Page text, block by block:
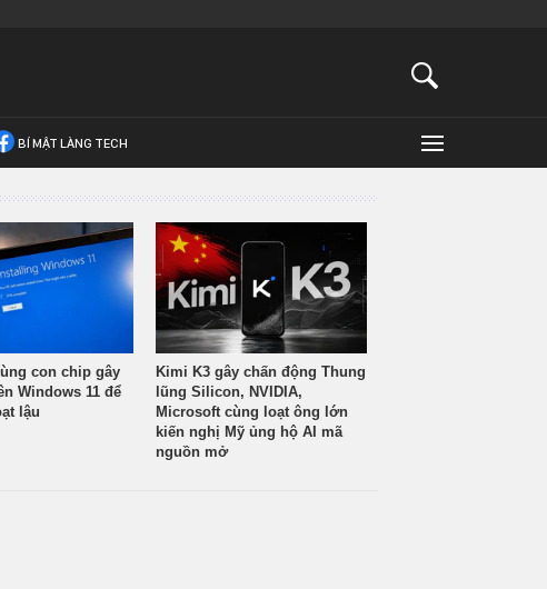
BÍ MẬT LÀNG TECH
con chip gây
Windows 11 để
lậu
Kimi K3 gây chấn động Thung
lũng Silicon, NVIDIA,
Microsoft cùng loạt ông lớn
kiến nghị Mỹ ủng hộ AI mã
nguồn mở